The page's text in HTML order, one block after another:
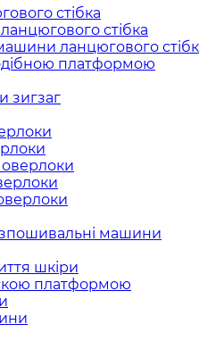
стібка
стібка
ланцюгового
платформою
зигзаг
машини
шкіри
платформою